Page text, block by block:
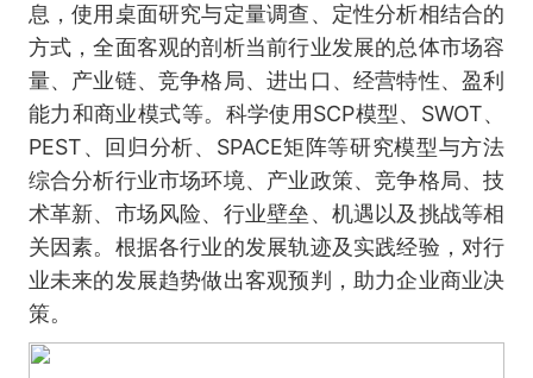
息，使用桌面研究与定量调查、定性分析相结合的
方式，全面客观的剖析当前行业发展的总体市场容
量、产业链、竞争格局、进出口、经营特性、盈利
能力和商业模式等。科学使用SCP模型、SWOT、
PEST、回归分析、SPACE矩阵等研究模型与方法
综合分析行业市场环境、产业政策、竞争格局、技
术革新、市场风险、行业壁垒、机遇以及挑战等相
关因素。根据各行业的发展轨迹及实践经验，对行
业未来的发展趋势做出客观预判，助力企业商业决
策。